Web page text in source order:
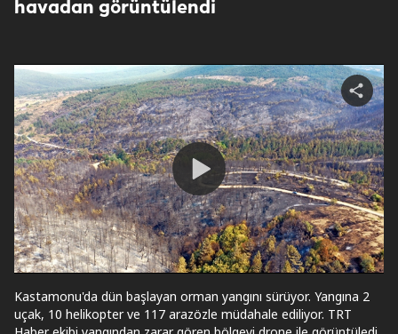
havadan görüntülendi
Play
Video
Share
video
Kastamonu'da dün başlayan orman yangını sürüyor. Yangına 2
uçak, 10 helikopter ve 117 arazözle müdahale ediliyor. TRT